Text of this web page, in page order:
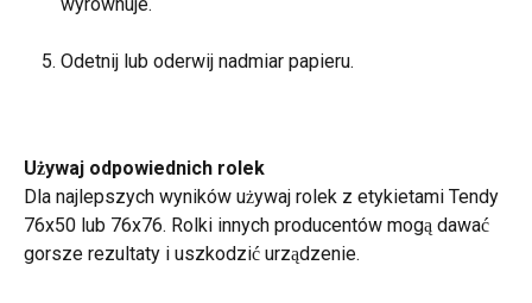
Odetnij lub oderwij nadmiar papieru.
Używaj odpowiednich rolek
Dla najlepszych wyników używaj rolek z etykietami Tendy
76x50 lub 76x76. Rolki innych producentów mogą dawać
gorsze rezultaty i uszkodzić urządzenie.